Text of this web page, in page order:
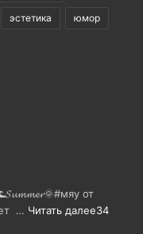
эстетика юмор
от
… Читать далее34